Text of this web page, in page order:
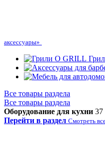
аксессуары»
Все товары раздела
Все товары раздела
Оборудование для кухни 37
Перейти в раздел Смотреть